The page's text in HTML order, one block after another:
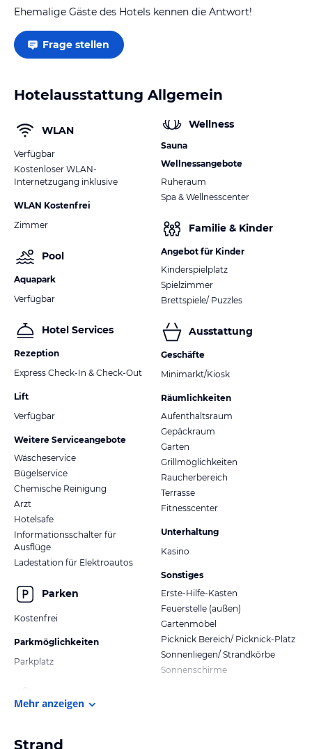
Ehemalige Gäste des Hotels kennen die Antwort!
Frage stellen
Hotelausstattung Allgemein
WLAN
Verfügbar
Kostenloser WLAN-
Internetzugang inklusive
WLAN Kostenfrei
Zimmer
Pool
Aquapark
Verfügbar
Hotel Services
Rezeption
Express Check-In & Check-Out
Lift
Verfügbar
Weitere Serviceangebote
Wäscheservice
Bügelservice
Chemische Reinigung
Arzt
Hotelsafe
Informationsschalter für
Ausflüge
Ladestation für Elektroautos
Parken
Kostenfrei
Parkmöglichkeiten
Parkplatz
Wellness
Sauna
Wellnessangebote
Ruheraum
Spa & Wellnesscenter
Familie & Kinder
Angebot für Kinder
Kinderspielplatz
Spielzimmer
Brettspiele/ Puzzles
Ausstattung
Geschäfte
Minimarkt/Kiosk
Räumlichkeiten
Aufenthaltsraum
Gepäckraum
Garten
Grillmöglichkeiten
Raucherbereich
Terrasse
Fitnesscenter
Unterhaltung
Kasino
Sonstiges
Erste-Hilfe-Kasten
Feuerstelle (außen)
Gartenmöbel
Picknick Bereich/ Picknick-Platz
Sonnenliegen/ Strandkörbe
Sonnenschirme
Mehr anzeigen
Strand